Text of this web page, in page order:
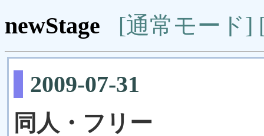
newStage [通常モード]
2009-07-31
同人・フリー